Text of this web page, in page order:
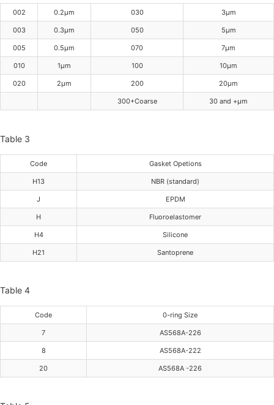
002 0.2μm 030 3μm
003 0.3μm 050 5μm
005 0.5μm 070 7μm
010 1μm 100 10μm
020 2μm 200 20μm
300+Coarse 30 and +μm
Table 3
Code Gasket Opetions
H13 NBR (standard)
J EPDM
H Fluoroelastomer
H4 Silicone
H21 Santoprene
Table 4
Code 0-ring Size
7 AS568A-226
8 AS568A-222
20 AS568A -226